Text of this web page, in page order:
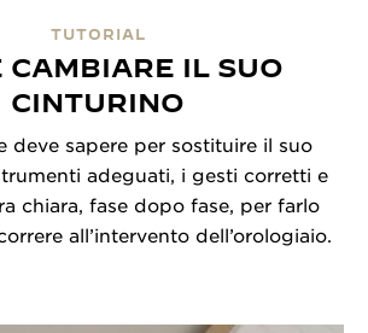
TUTORIAL
CAMBIARE IL SUO
CINTURINO
deve sapere per sostituire il suo
adeguati, i gesti corretti e
chiara, fase dopo fase, per farlo
all’intervento dell’orologiaio.